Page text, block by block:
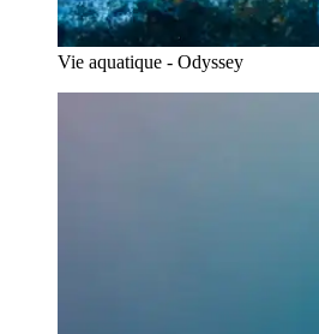
Vie aquatique - Odyssey